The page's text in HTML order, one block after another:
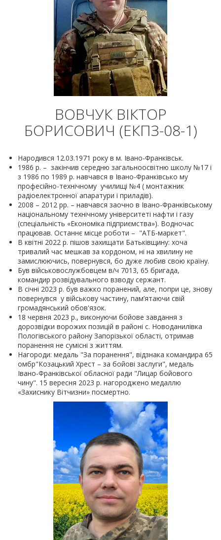
ВОВЧУК ВІКТОР
БОРИСОВИЧ (ЕКПЗ-08-1)
Народився 12.03.1971 року в м. Івано-Франківськ.
1986 р. – закінчив середню загальноосвітню школу №17 і
з 1986 по 1989 р. навчався в Івано-Франківсько му
професійно-технічному училищі №4 ( монтажник
радіоелектронної апаратури і приладів).
2008 – 2012 рр. – навчався заочно в Івано-Франківському
національному технічному університеті нафти і газу
(спеціальність «Економіка підприємства»). Водночас
працював. Останнє місце роботи – "АТБ-маркет".
В квітні 2022 р. пішов захищати Батьківщину: хоча
тривалий час мешкав за кордоном, ні на хвилину не
замислюючись, повернувся, бо дуже любив свою країну.
Був військовослужбовцем в/ч 7013, 65 бригада,
командир розвідувального взводу сержант.
В січні 2023 р. був важко поранений, але, попри це, знову
повернувся у військову частину, пам’ятаючи свій
громадянський обов'язок.
18 червня 2023 р., виконуючи бойове завдання з
дорозвідки ворожих позицій в районі с. Новоданилівка
Пологівського району Запорізької області, отримав
поранення не сумісні з життям.
Нагороди: медаль "За поранення", відзнака командира 65
омбр"Козацький Хрест – за бойові заслуги", медаль
Івано-Франківської обласної ради "Лицар бойового
чину". 15 вересня 2023 р. нагороджено медаллю
«Захиснику Вітчизни» посмертно.